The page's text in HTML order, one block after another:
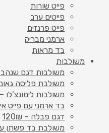
פייט שורות
פייטים ערב
פייט פרנזים
ארמני מבריק
בד מראות
משולבות
משולבות דגם
משולבת פליסה
משולבות לימונצ'לו – 120₪
בד ארמני עם פייט איקס
דגם פבלה – 120₪
משולבת בד פשתן עם